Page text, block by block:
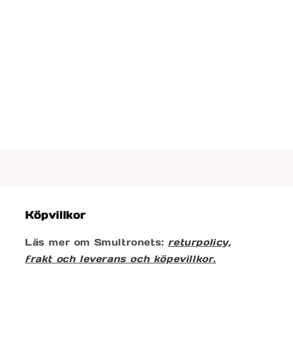
Köpvillkor
Läs mer om Smultronets: returpolicy,
frakt och leverans och köpevillkor.